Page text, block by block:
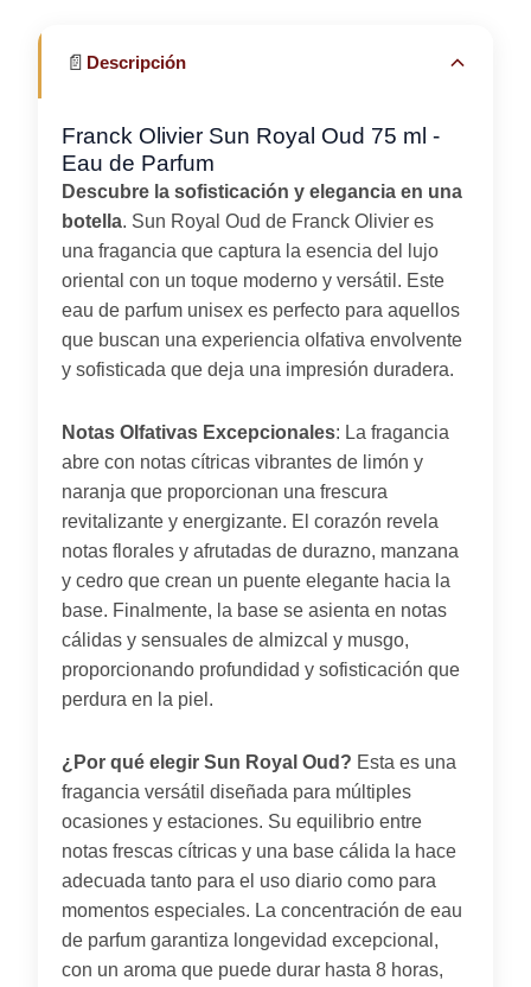
📄 Descripción
Franck Olivier Sun Royal Oud 75 ml -
Eau de Parfum
Descubre la sofisticación y elegancia en una
botella. Sun Royal Oud de Franck Olivier es
una fragancia que captura la esencia del lujo
oriental con un toque moderno y versátil. Este
eau de parfum unisex es perfecto para aquellos
que buscan una experiencia olfativa envolvente
y sofisticada que deja una impresión duradera.
Notas Olfativas Excepcionales: La fragancia
abre con notas cítricas vibrantes de limón y
naranja que proporcionan una frescura
revitalizante y energizante. El corazón revela
notas florales y afrutadas de durazno, manzana
y cedro que crean un puente elegante hacia la
base. Finalmente, la base se asienta en notas
cálidas y sensuales de almizcal y musgo,
proporcionando profundidad y sofisticación que
perdura en la piel.
¿Por qué elegir Sun Royal Oud? Esta es una
fragancia versátil diseñada para múltiples
ocasiones y estaciones. Su equilibrio entre
notas frescas cítricas y una base cálida la hace
adecuada tanto para el uso diario como para
momentos especiales. La concentración de eau
de parfum garantiza longevidad excepcional,
con un aroma que puede durar hasta 8 horas,